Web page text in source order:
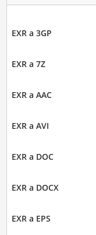
EXR a 3GP
EXR a 7Z
EXR a AAC
EXR a AVI
EXR a DOC
EXR a DOCX
EXR a EPS